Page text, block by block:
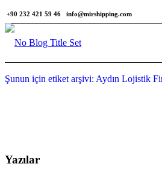
+90 232 421 59 46 info@mirshipping.com
Şunun için etiket arşivi: Aydın Lojistik
Yazılar